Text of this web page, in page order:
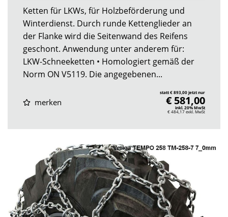
Ketten für LKWs, für Holzbeförderung und
Winterdienst. Durch runde Kettenglieder an
der Flanke wird die Seitenwand des Reifens
geschont. Anwendung unter anderem für:
LKW-Schneeketten • Homologiert gemäß der
Norm ON V5119. Die angegebenen...
merken
statt € 893,00 jetzt nur
€ 581,00
inkl. 20% MwSt
€ 484,17exkl. MwSt